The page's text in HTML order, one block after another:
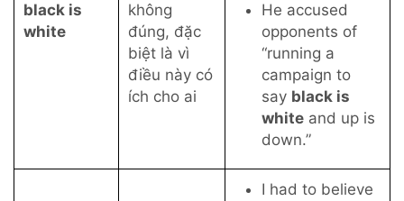
black is
white
không
đúng, đặc
biệt là vì
điều này có
ích cho ai
He accused
opponents of
“running a
campaign to
say black is
white and up is
down.”
I had to believe